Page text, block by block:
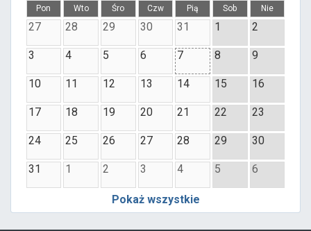
Pon Wto Śro Czw Pią Sob Nie
27 28 29 30 31 1 2
3 4 5 6 7 8 9
10 11 12 13 14 15 16
17 18 19 20 21 22 23
24 25 26 27 28 29 30
31 1 2 3 4 5 6
Pokaż wszystkie